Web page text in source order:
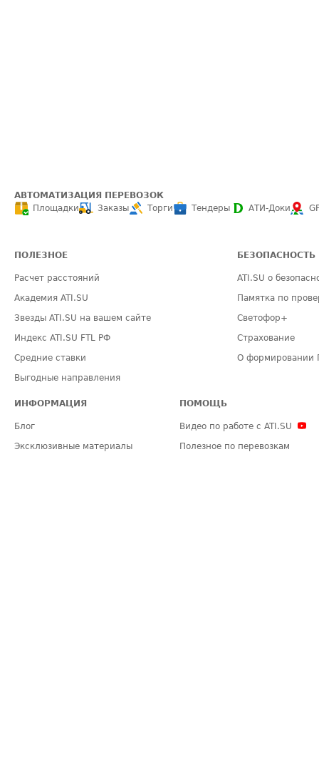
АВТОМАТИЗАЦИЯ ПЕРЕВОЗОК
Площадки
Заказы Торги Тендеры АТИ-Доки
ПОЛЕЗНОЕ
Расчет расстояний
Академия ATI.SU
Звезды ATI.SU на вашем сайте
Индекс ATI.SU FTL РФ
Средние ставки
Выгодные направления
БЕЗОПАСНОСТЬ
ATI.SU о
Памятка по
Светофор+
Страхование
О формировании
ИНФОРМАЦИЯ
Блог
Эксклюзивные материалы
ПОМОЩЬ
Видео по работе с ATI.SU
Полезное по перевозкам